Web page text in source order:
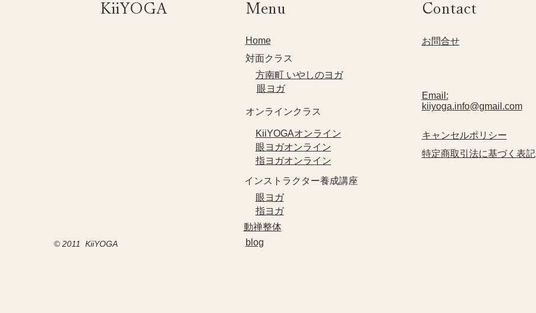
​KiiYOGA
© 2011 KiiYOGA
Menu
Home
対面クラス​
​方南町 いやしのヨガ
​眼ヨガ
​オンラインクラス
​KiiYOGAオンライン
​眼ヨガオンライン
​指ヨガオンライン
​インストラクター養成講座
​眼ヨガ
​指ヨガ
​動禅整体
blog
Contact
​お問合せ
Email:
kiiyoga.info@gmail.com
​キャンセルポリシー
特定商取引法に基づく表記